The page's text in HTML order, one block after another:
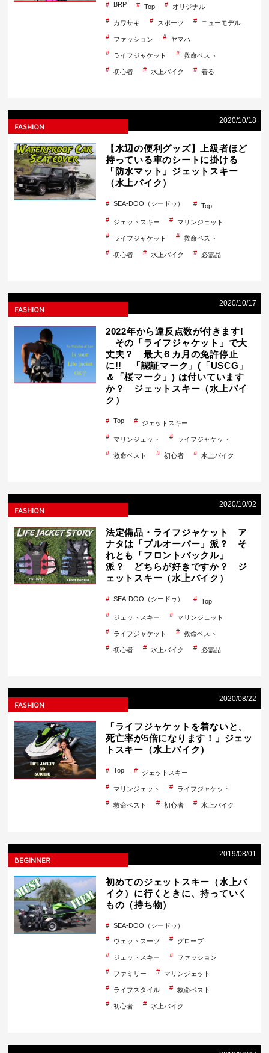
BRP Top オリジナル
カワサキ スポーツ ニューモデル
ファッション ヤマハ
ライフジャケット 救命ベスト
初心者 水上バイク 着る
2020/10/18
FASHION
【水辺の便利グッズ】上級者ほど
持っている車のシートに掛ける
「防水マット」ジェットスキー
（水上バイク）
SEA-DOO（シードゥ） Top
ジェットスキー マリンジェット
ライフジャケット 救命ベスト
初心者 水上バイク 必需品
2020/10/17
FASHION
2022年から違反点数が付きます!
その「ライフジャケット」で大
丈夫？ 最大６カ月の免許停止
に!! 「認証マーク」(「USCG」
＆「桜マーク」) は付いています
か？ ジェットスキー（水上バイ
ク）
Top ジェットスキー
マリンジェット ライフジャケット
救命ベスト 初心者 水上バイク
2020/10/02
FASHION
法定備品・ライフジャケット ア
ナタは「プルオーバー」派？ そ
れとも「フロントバックル」
派？ どちらが好きですか？ ジ
ェットスキー（水上バイク）
SEA-DOO（シードゥ） Top
ジェットスキー マリンジェット
ライフジャケット 救命ベスト
初心者 水上バイク 必需品
2020/08/22
FASHION
「ライフジャケットを着ないと、
死亡率が5倍になります！」ジェッ
トスキー（水上バイク）
Top ジェットスキー
マリンジェット ライフジャケット
救命ベスト 初心者 水上バイク
2019/08/01
BEGINNER
初めてのジェットスキー（水上バ
イク）に行くときに、持っていく
もの（持ち物）
SEA-DOO（シードゥ）
ウェットスーツ グローブ
ジェットスキー ファッション
ファミリー マリンジェット
ライフスタイル 救命ベスト
初心者 水上バイク